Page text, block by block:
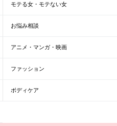
モテる女・モテない女
お悩み相談
アニメ・マンガ・映画
ファッション
ボディケア